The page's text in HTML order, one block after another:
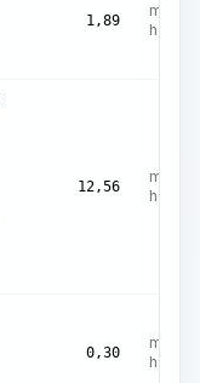
1,89
hora
12,56
hora
0,30
hora